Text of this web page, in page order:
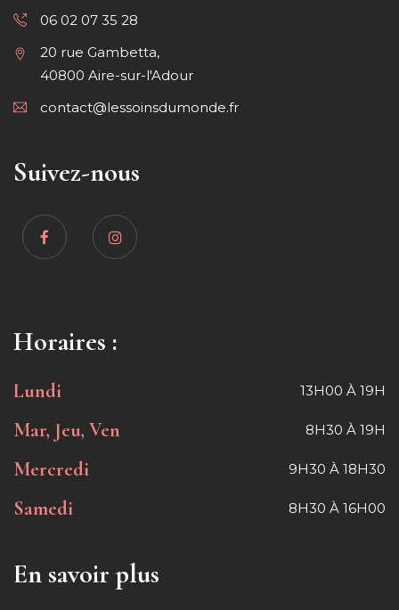
06 02 07 35 28
20 rue Gambetta,
40800 Aire-sur-l'Adour
contact@lessoinsdumonde.fr
Suivez-nous
Horaires :
Lundi 13H00 À 19H
Mar, Jeu, Ven 8H30 À 19H
Mercredi 9H30 À 18H30
Samedi 8H30 À 16H00
En savoir plus